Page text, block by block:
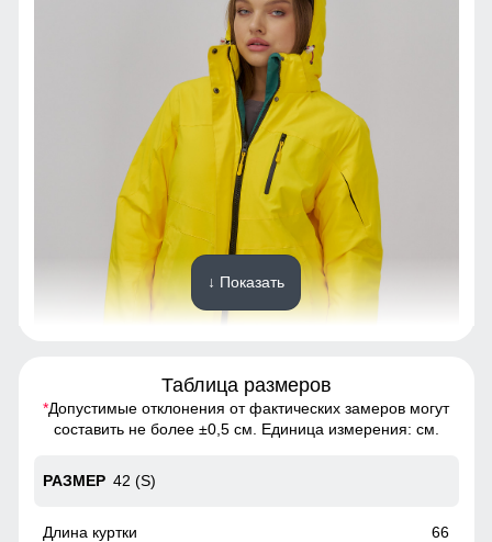
Горнолыжная куртка - идеальный выбор для тех, кто хочет
выглядеть стильно и чувствовать себя комфортно в
↓ Показать
Таблица размеров
*Допустимые отклонения от фактических замеров могут
составить не более ±0,5 см. Единица измерения: см.
42 (S)
66